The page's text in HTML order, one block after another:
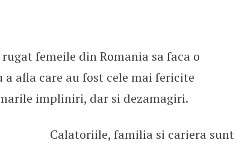
femeile din Romania sa faca o
afla care au fost cele mai fericite
impliniri, dar si dezamagiri.
Calatoriile, familia si cariera sunt